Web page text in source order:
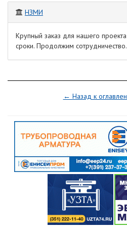
НЗМИ
Крупный заказ для нашего
сроки. Продолжим сотрудничество.
← Назад к